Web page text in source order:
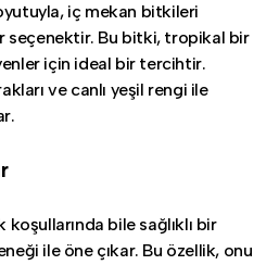
iç mekan bitkileri
seçenektir. Bu bitki, tropikal bir
için ideal bir tercihtir.
ve canlı yeşil rengi ile
koşullarında bile sağlıklı bir
ile öne çıkar. Bu özellik, onu